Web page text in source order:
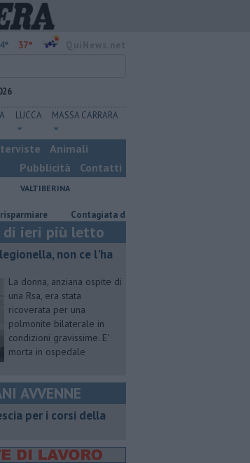
37°
LUCCA MASSA CARRARA
Animali
Pubblicità
Contatti
VALTIBERINA
Contagiata da legionella, non ce l'ha fatta
di ieri più letto
non ce l'ha
La donna, anziana ospite di
una Rsa, era stata
ricoverata per una
polmonite bilaterale in
condizioni gravissime. E'
morta in ospedale
AVVENNE
per i corsi della